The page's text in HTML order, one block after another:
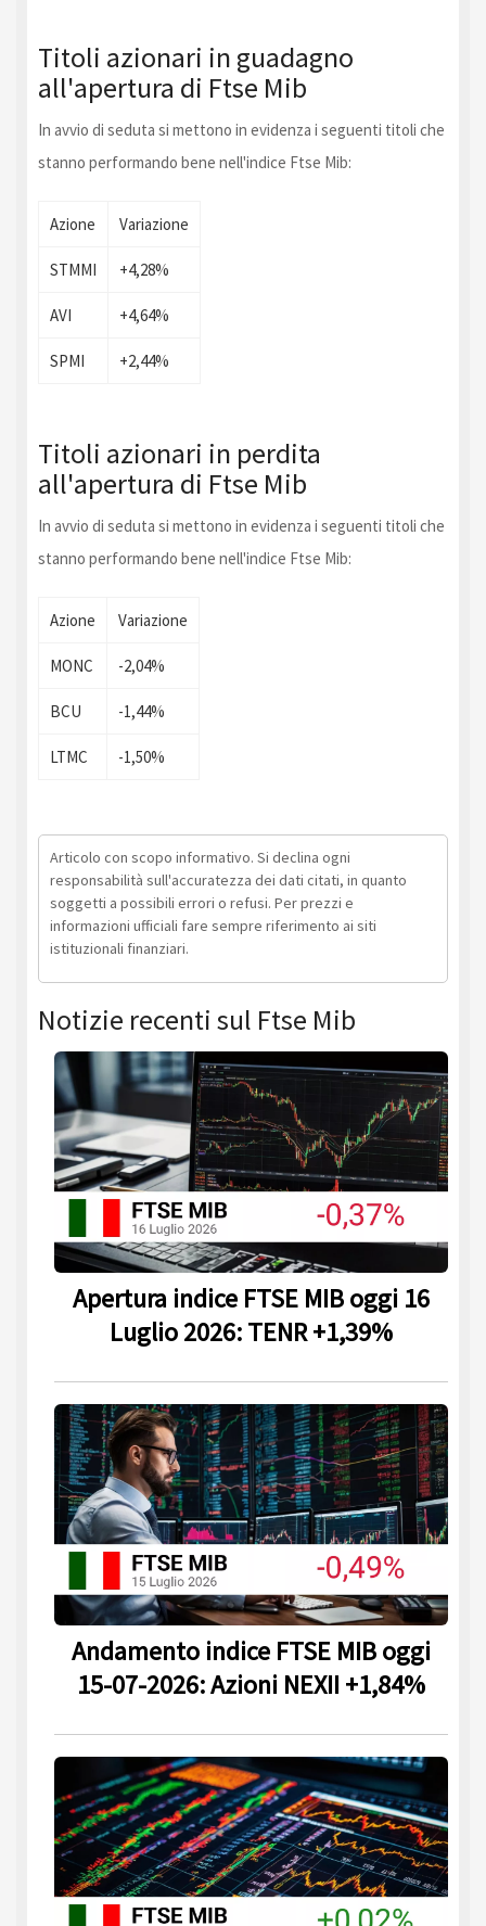
Titoli azionari in guadagno
all'apertura di Ftse Mib
In avvio di seduta si mettono in evidenza i seguenti titoli che
stanno performando bene nell'indice Ftse Mib:
Azione Variazione
STMMI +4,28%
AVI +4,64%
SPMI +2,44%
Titoli azionari in perdita
all'apertura di Ftse Mib
In avvio di seduta si mettono in evidenza i seguenti titoli che
stanno performando bene nell'indice Ftse Mib:
Azione Variazione
MONC -2,04%
BCU -1,44%
LTMC -1,50%
Articolo con scopo informativo. Si declina ogni
responsabilità sull'accuratezza dei dati citati, in quanto
soggetti a possibili errori o refusi. Per prezzi e
informazioni ufficiali fare sempre riferimento ai siti
istituzionali finanziari.
Notizie recenti sul Ftse Mib
Apertura indice FTSE MIB oggi 16
Luglio 2026: TENR +1,39%
Andamento indice FTSE MIB oggi
15-07-2026: Azioni NEXII +1,84%